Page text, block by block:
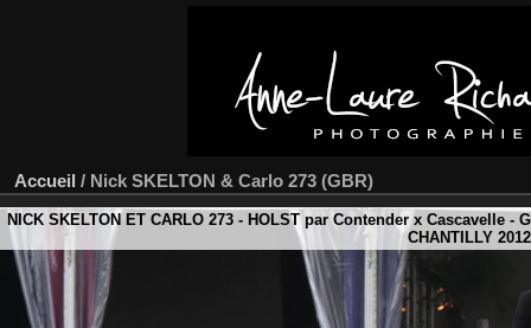
Accueil / Nick SKELTON & Carlo 273 (GBR)
NICK SKELTON ET CARLO 273 - HOLST par Contender x Cascavelle -
CHANTILLY 2012